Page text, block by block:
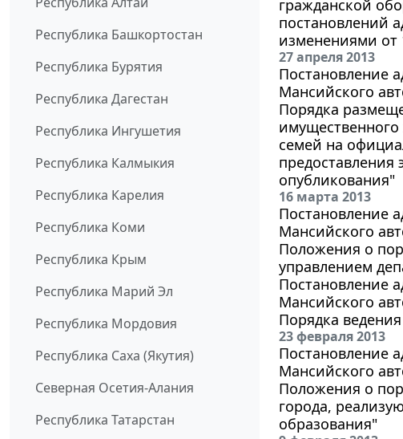
Республика Башкортостан
Республика Бурятия
Республика Дагестан
Республика Ингушетия
Республика Калмыкия
Республика Карелия
Республика Коми
Республика Крым
Республика Марий Эл
Республика Мордовия
Республика Саха (Якутия)
Северная Осетия-Алания
Республика Татарстан
гражданской
постановлений
изменениями от
27 апреля 2013
Постановление
Мансийского
Порядка
семей на
опубликования"
16 марта 2013
Постановление
Мансийского
Положения о
управлением
Постановление
Мансийского
Порядка
23 февраля 2013
Постановление
Мансийского
Положения о
города,
образования"